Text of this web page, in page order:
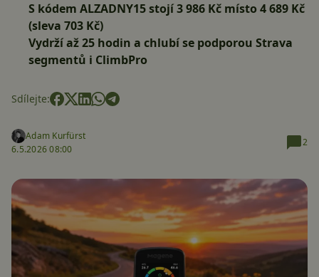
S kódem ALZADNY15stojí3 986 Kč místo 4 689 Kč
(sleva 703 Kč)
Vydrží až 25 hodin a chlubí se podporou Strava
segmentů i ClimbPro
Sdílejte:
Adam Kurfürst
6.5.2026 08:00
2